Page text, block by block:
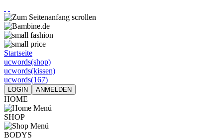
Startseite
ucwords(shop)
ucwords(kissen)
ucwords(167)
LOGIN ANMELDEN
HOME
SHOP
BODYS